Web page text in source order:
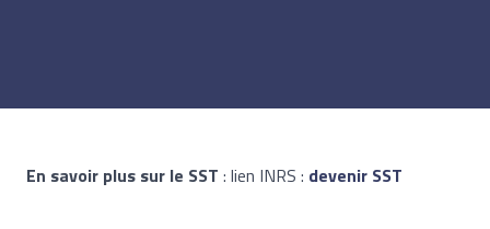
En savoir plus sur le SST : lien INRS : devenir SST